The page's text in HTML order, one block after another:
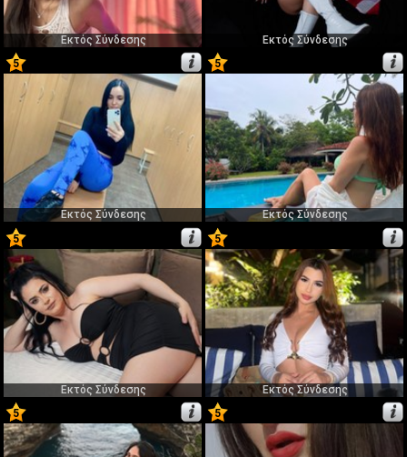
Εκτός Σύνδεσης
Εκτός Σύνδεσης
5
Εκτός Σύνδεσης
5
Εκτός Σύνδεσης
5
61
Εκτός Σύνδεσης
5
62
Εκτός Σύνδεσης
5
63
5
64